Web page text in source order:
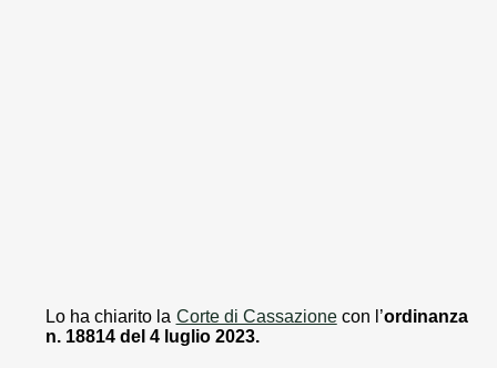
Lo ha chiarito la Corte di Cassazionecon l’ordinanza
n. 18814 del 4 luglio 2023.